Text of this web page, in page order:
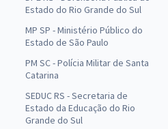
Estado do Rio Grande do Sul
MP SP - Ministério Público do
Estado de São Paulo
PM SC - Polícia Militar de Santa
Catarina
SEDUC RS - Secretaria de
Estado da Educação do Rio
Grande do Sul